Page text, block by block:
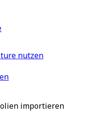
nutzen
importieren